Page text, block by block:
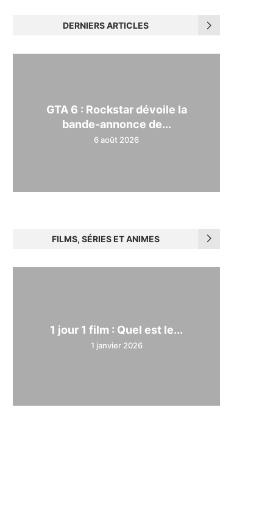
DERNIERS ARTICLES
GTA 6 : Rockstar dévoile la
bande-annonce de...
6 août 2026
FILMS, SÉRIES ET ANIMES
1 jour 1 film : Quel est le...
1 janvier 2026